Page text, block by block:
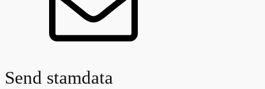
Send stamdata